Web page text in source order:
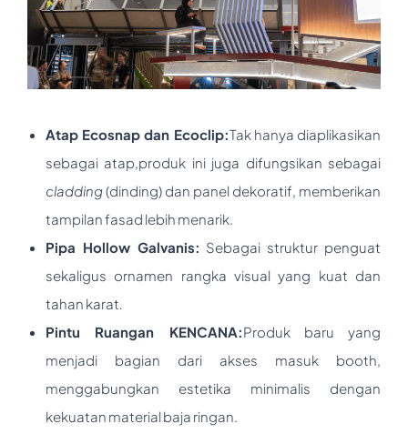
Atap Ecosnap dan Ecoclip:Tak hanya diaplikasikan
sebagai atap,produk ini juga difungsikan sebagai
cladding(dinding) dan panel dekoratif, memberikan
tampilan fasad lebih menarik.
Pipa Hollow Galvanis: Sebagai struktur penguat
sekaligus ornamen rangka visual yang kuat dan
tahan karat
Pintu Ruangan KENCANA:Produk baru yang
menjadi bagian dari akses masuk booth,
menggabungkan estetika minimalis dengan
kekuatan material baja ringan.